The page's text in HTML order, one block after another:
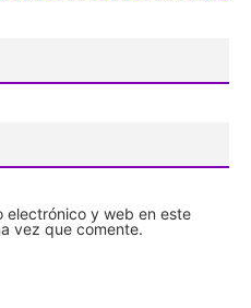
electrónico y web en este
vez que comente.